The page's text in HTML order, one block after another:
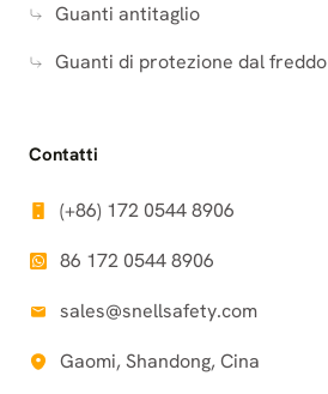
Guanti antitaglio
Guanti di protezione dal freddo
Contatti
(+86) 172 0544 8906
86 172 0544 8906
sales@snellsafety.com
Gaomi, Shandong, Cina